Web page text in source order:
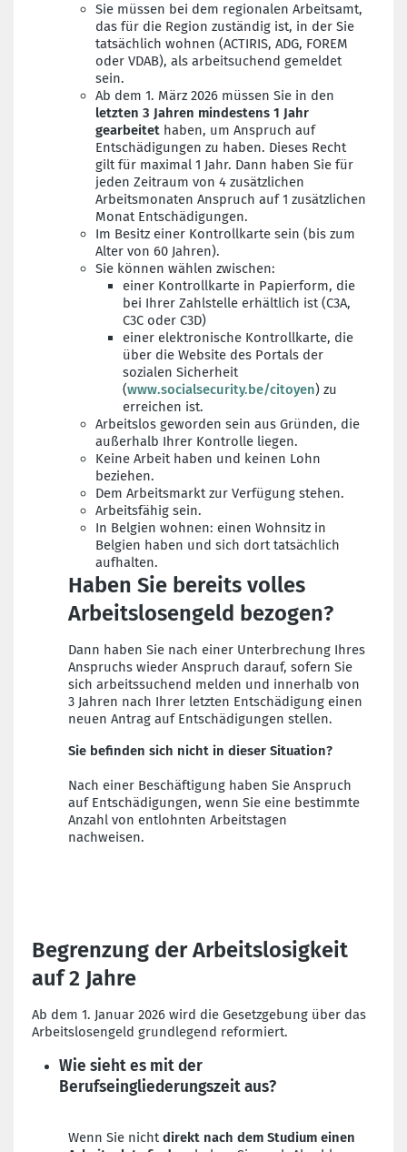
Sie müssen bei dem regionalen Arbeitsamt,
das für die Region zuständig ist, in der Sie
tatsächlich wohnen (ACTIRIS, ADG, FOREM
oder VDAB), als arbeitsuchend gemeldet
sein.
Ab dem 1. März 2026 müssen Sie in den
letzten 3 Jahren mindestens 1 Jahr
gearbeitet haben, um Anspruch auf
Entschädigungen zu haben. Dieses Recht
gilt für maximal 1 Jahr. Dann haben Sie für
jeden Zeitraum von 4 zusätzlichen
Arbeitsmonaten Anspruch auf 1 zusätzlichen
Monat Entschädigungen.
Im Besitz einer Kontrollkarte sein (bis zum
Alter von 60 Jahren).
Sie können wählen zwischen:
einer Kontrollkarte in Papierform, die
bei Ihrer Zahlstelle erhältlich ist (C3A,
C3C oder C3D)
einer elektronische Kontrollkarte, die
über die Website des Portals der
sozialen Sicherheit
(www.socialsecurity.be/citoyen) zu
erreichen ist.
Arbeitslos geworden sein aus Gründen, die
außerhalb Ihrer Kontrolle liegen.
Keine Arbeit haben und keinen Lohn
beziehen.
Dem Arbeitsmarkt zur Verfügung stehen.
Arbeitsfähig sein.
In Belgien wohnen: einen Wohnsitz in
Belgien haben und sich dort tatsächlich
aufhalten.
Haben Sie bereits volles
Arbeitslosengeld bezogen?
Dann haben Sie nach einer Unterbrechung Ihres
Anspruchs wieder Anspruch darauf, sofern Sie
sich arbeitssuchend melden und innerhalb von
3 Jahren nach Ihrer letzten Entschädigung einen
neuen Antrag auf Entschädigungen stellen.
Sie befinden sich nicht in dieser Situation?
Nach einer Beschäftigung haben Sie Anspruch
auf Entschädigungen, wenn Sie eine bestimmte
Anzahl von entlohnten Arbeitstagen
nachweisen.
Begrenzung der Arbeitslosigkeit
auf 2 Jahre
Ab dem 1. Januar 2026 wird die Gesetzgebung über das
Arbeitslosengeld grundlegend reformiert.
Wie sieht es mit der
Berufseingliederungszeit aus?
Wenn Sie nicht direkt nach dem Studium einen